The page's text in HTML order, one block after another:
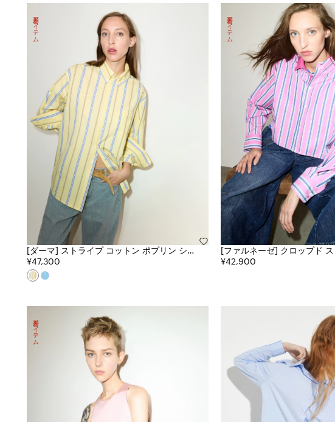
[ダーマ] ストライプ コットン ポプリン シャ
ツ
¥47,300
新着アイテム
[ファルネーゼ] クロップド ストライプ コッ
トン シャツ
¥42,900
新着アイテム
新着アイテム